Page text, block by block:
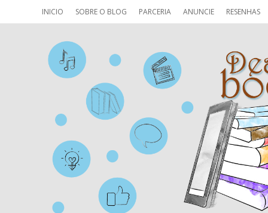
INICIO SOBRE O BLOG PARCERIA ANUNCIE RESENHAS